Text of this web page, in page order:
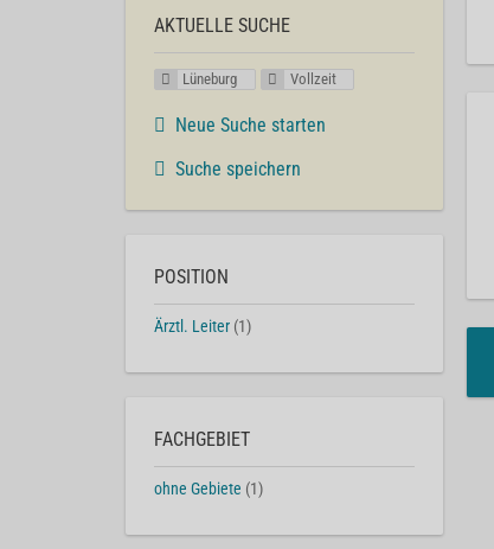
AKTUELLE SUCHE
Lüneburg Vollzeit
Neue Suche starten
Suche speichern
POSITION
Ärztl. Leiter (1)
FACHGEBIET
ohne Gebiete (1)